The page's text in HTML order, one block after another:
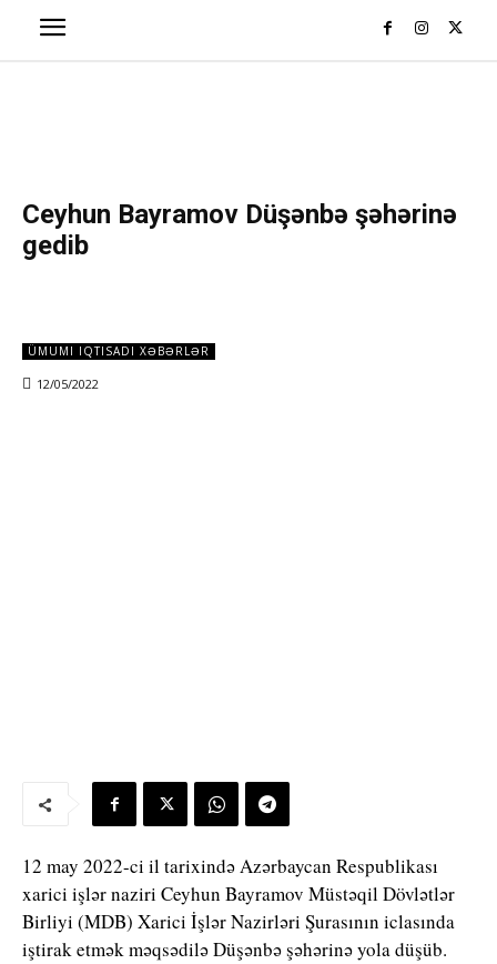
Ceyhun Bayramov Düşənbə şəhərinə
gedib
ÜMUMI IQTISADI XƏBƏRLƏR
12/05/2022
12 may 2022-ci il tarixində Azərbaycan Respublikası
xarici işlər naziri Ceyhun Bayramov Müstəqil Dövlətlər
Birliyi (MDB) Xarici İşlər Nazirləri Şurasının iclasında
iştirak etmək məqsədilə Düşənbə şəhərinə yola düşüb.